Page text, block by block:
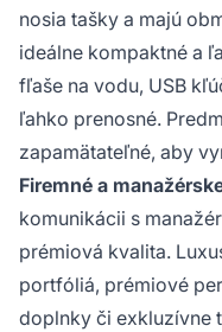
nosia tašky a majú
ideálne kompaktné a
fľaše na vodu, USB
ľahko prenosné.
zapamätateľné, aby
Firemné a
komunikácii s
prémiová kvalita.
portfóliá, prémiové
doplnky či exkluzívne